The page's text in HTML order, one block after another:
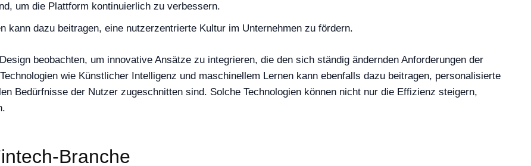
um die Plattform kontinuierlich zu verbessern.
kann dazu beitragen, eine nutzerzentrierte Kultur im Unternehmen zu fördern.
beobachten, um innovative Ansätze zu integrieren, die den sich ständig ändernden Anforderungen der
wie Künstlicher Intelligenz und maschinellem Lernen kann ebenfalls dazu beitragen, personalisierte
Bedürfnisse der Nutzer zugeschnitten sind. Solche Technologien können nicht nur die Effizienz steigern,
Branche